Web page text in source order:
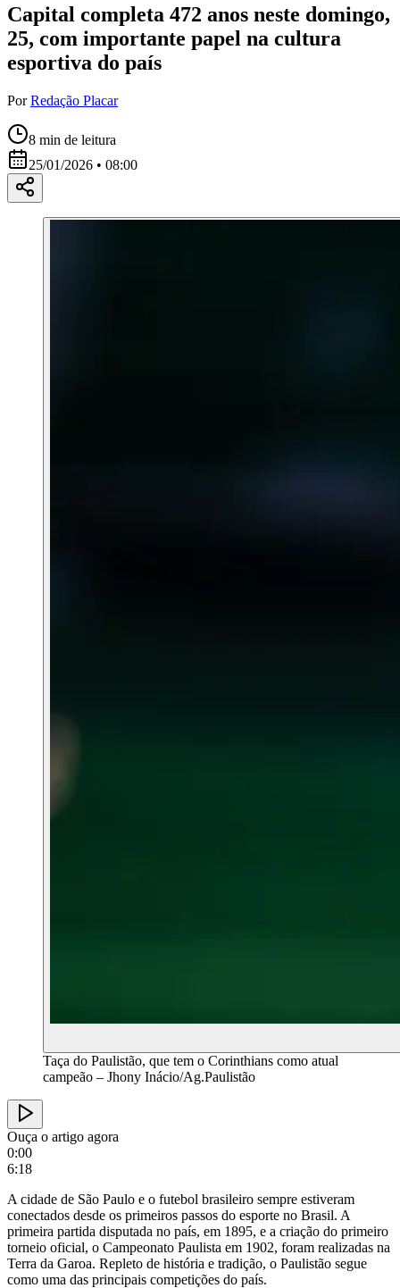
Capital completa 472 anos neste domingo,
25, com importante papel na cultura
esportiva do país
Por Redação Placar
8 min de leitura
25/01/2026 • 08:00
Taça do Paulistão, que tem o Corinthians como atual
campeão – Jhony Inácio/Ag.Paulistão
Ouça o artigo agora
0:00
6:18
A cidade de São Paulo e o futebol brasileiro sempre estiveram
conectados desde os primeiros passos do esporte no Brasil. A
primeira partida disputada no país, em 1895, e a criação do primeiro
torneio oficial, o Campeonato Paulista em 1902, foram realizadas na
Terra da Garoa. Repleto de história e tradição, o Paulistão segue
como uma das principais competições do país.